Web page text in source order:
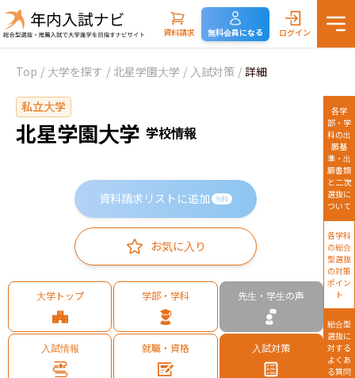
資料請求 無料会員になる ログイン
Top / 大学を探す / 北星学園大学 / 入試対策 / 詳細
私立大学
北星学園大学 学校情報
資料請求リストに追加 無料
お気に入り
大学トップ 学部・学科 先生・学生の声
入試情報 就職・資格 入試対策
各学
部・学
科の出
願基
準・出
願書類
と二次
選抜に
ついて
各学科
の総合
型選抜
の対策
ポイン
ト
総合型
選抜に
対する
よくあ
る質問